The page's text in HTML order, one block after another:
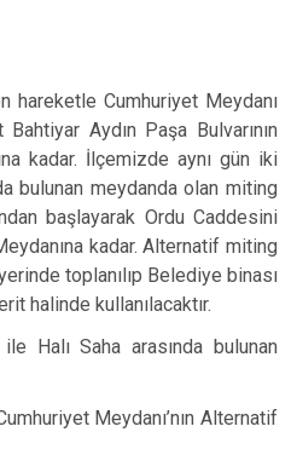
hareketle Cumhuriyet Meydanı
Aydın Paşa Bulvarının
kadar. İlçemizde aynı gün iki
bulunan meydanda olan miting
başlayarak Ordu Caddesini
kadar. Alternatif miting
toplanılıp Belediye binası
halinde kullanılacaktır.
Halı Saha arasında bulunan
Meydanı’nın Alternatif